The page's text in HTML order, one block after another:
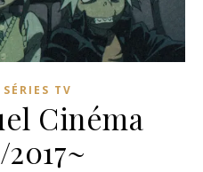
TV
Cinéma